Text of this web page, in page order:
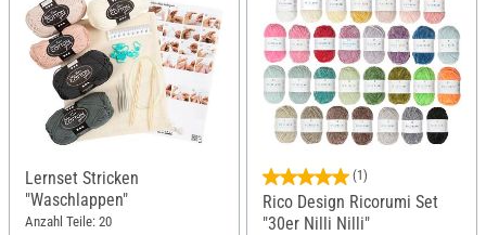
Lernset Stricken
"Waschlappen"
Anzahl Teile: 20
(1)
Rico Design Ricorumi Set
"30er Nilli Nilli"